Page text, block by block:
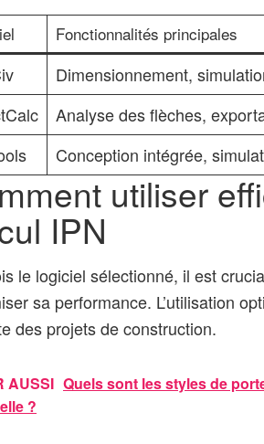
Fonctionnalités principales
Dimensionnement,
Analyse des flèches,
Conception intégrée,
utiliser
IPN
le logiciel sélectionné, il est
sa performance. L’utilisation
des projets de construction.
AUSSI Quels sont les styles de
?